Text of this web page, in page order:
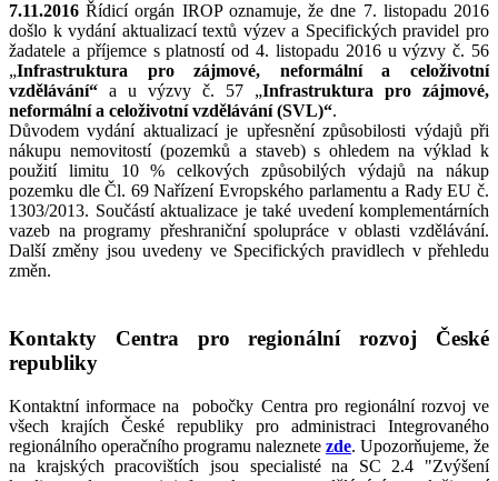
7.11.2016 Řídicí orgán IROP oznamuje, že dne 7. listopadu 2016
došlo k vydání aktualizací textů výzev a Specifických pravidel pro
žadatele a příjemce s platností od 4. listopadu 2016 u výzvy č. 56
„Infrastruktura pro zájmové, neformální a celoživotní
vzdělávání“ a u výzvy č. 57 „Infrastruktura pro zájmové,
neformální a celoživotní vzdělávání (SVL)“.
Důvodem vydání aktualizací je upřesnění způsobilosti výdajů při
nákupu nemovitostí (pozemků a staveb) s ohledem na výklad k
použití limitu 10 % celkových způsobilých výdajů na nákup
pozemku dle Čl. 69 Nařízení Evropského parlamentu a Rady EU č.
1303/2013. Součástí aktualizace je také uvedení komplementárních
vazeb na programy přeshraniční spolupráce v oblasti vzdělávání.
Další změny jsou uvedeny ve Specifických pravidlech v přehledu
změn.
Kontakty Centra pro regionální rozvoj České
republiky
Kontaktní informace na pobočky Centra pro regionální rozvoj ve
všech krajích České republiky pro administraci Integrovaného
regionálního operačního programu naleznete zde. Upozorňujeme, že
na krajských pracovištích jsou specialisté na SC 2.4 "Zvýšení